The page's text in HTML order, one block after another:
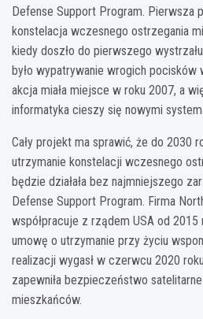
Defense Support Program. Pierwsza
konstelacja wczesnego ostrzegania
kiedy doszło do pierwszego
było wypatrywanie wrogich pocisków
akcja miała miejsce w roku 2007, a
informatyka cieszy się nowymi
Cały projekt ma sprawić, że do 2030
utrzymanie konstelacji wczesnego
będzie działała bez najmniejszego
Defense Support Program. Firma
współpracuje z rządem USA od 2015
umowę o utrzymanie przy życiu
realizacji wygasł w czerwcu 2020
zapewniła bezpieczeństwo
mieszkańców.